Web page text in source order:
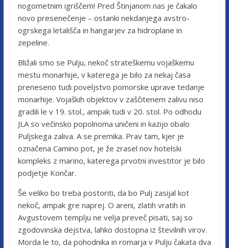
nogometnim igriščem! Pred Štinjanom nas je čakalo
novo presenečenje – ostanki nekdanjega avstro-
ogrskega letališča in hangarjev za hidroplane in
zepeline.
Bližali smo se Pulju, nekoč strateškemu vojaškemu
mestu monarhije, v katerega je bilo za nekaj časa
preneseno tudi poveljstvo pomorske uprave tedanje
monarhije. Vojaških objektov v zaščitenem zalivu niso
gradili le v 19. stol., ampak tudi v 20. stol. Po odhodu
JLA so večinsko popolnoma uničeni in kazijo obalo
Puljskega zaliva. A se premika. Prav tam, kjer je
označena Camino pot, je že zrasel nov hotelski
kompleks z marino, katerega prvotni investitor je bilo
podjetje Končar.
Še veliko bo treba postoriti, da bo Pulj zasijal kot
nekoč, ampak gre naprej. O areni, zlatih vratih in
Avgustovem templju ne velja preveč pisati, saj so
zgodovinska dejstva, lahko dostopna iz številnih virov.
Morda le to, da pohodnika in romarja v Pulju čakata dva